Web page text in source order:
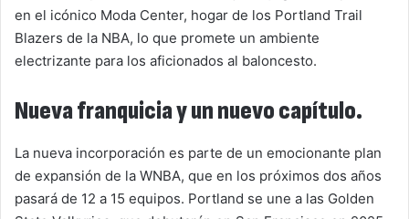
en el icónico Moda Center, hogar de los Portland Trail
Blazers de la NBA, lo que promete un ambiente
electrizante para los aficionados al baloncesto.
Nueva franquicia y un nuevo capítulo.
La nueva incorporación es parte de un emocionante plan
de expansión de la WNBA, que en los próximos dos años
pasará de 12 a 15 equipos. Portland se une a las Golden